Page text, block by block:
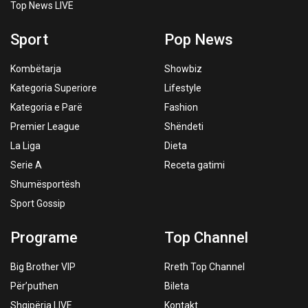
Top News LIVE
Sport
Kombëtarja
Kategoria Superiore
Kategoria e Parë
Premier League
La Liga
Serie A
Shumësportësh
Sport Gossip
Pop News
Showbiz
Lifestyle
Fashion
Shëndeti
Dieta
Receta gatimi
Programe
Big Brother VIP
Për’puthen
Shqipëria LIVE
Top Channel
Rreth Top Channel
Bileta
Kontakt